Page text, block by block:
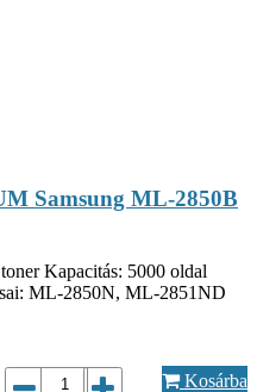
Samsung ML-2850B
Kapacitás: 5000 oldal
ML-2850N, ML-2851ND
Kosárba